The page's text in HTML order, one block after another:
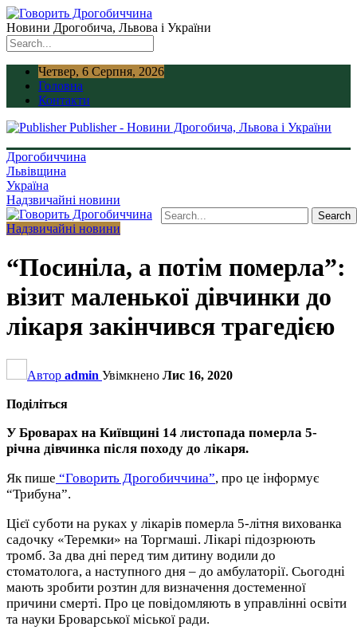
Новини Дрогобича, Львова і України
Четвер, 6 Серпня, 2026
Головна
Контакти
Publisher - Новини Дрогобича, Львова і України
Дрогобиччина
Львівщина
Україна
Надзвичайні новини
Надзвичайні новини
“Посиніла, а потім померла”:
візит маленької дівчинки до
лікаря закінчився трагедією
Автор admin Увімкнено Лис 16, 2020
Поділіться
У Броварах на Київщині 14 листопада померла 5-
річна дівчинка після походу до лікаря.
Як пише “Говорить Дрогобиччина”, про це інформує
“Трибуна”.
Цієї суботи на руках у лікарів померла 5-літня вихованка
садочку «Теремки» на Торгмаші. Лікарі підозрюють
тромб. За два дні перед тим дитину водили до
стоматолога, а наступного дня – до амбулаторії. Сьогодні
мають зробити розтин для визначення достеменної
причини смерті. Про це повідомляють в управлінні освіти
та науки Броварської міської ради.